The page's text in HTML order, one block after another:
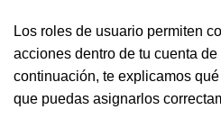
Los roles de usuario permiten
acciones dentro de tu cuenta
continuación, te explicamos
que puedas asignarlos